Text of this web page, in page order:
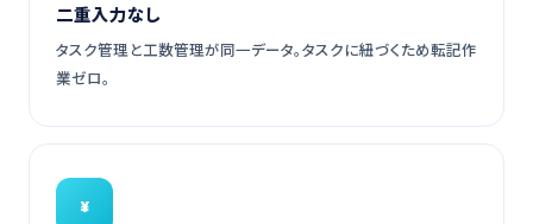
二重入力なし
タスク管理と工数管理が同一データ。タスクに紐づくため転記作
業ゼロ。
¥